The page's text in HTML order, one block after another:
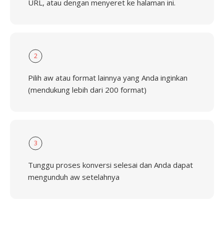
URL, atau dengan menyeret ke halaman ini.
2
Pilih aw atau format lainnya yang Anda inginkan
(mendukung lebih dari 200 format)
3
Tunggu proses konversi selesai dan Anda dapat
mengunduh aw setelahnya